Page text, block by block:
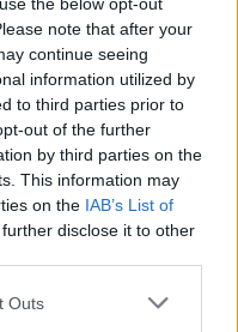
note that after your
continue seeing
information utilized by
to third parties prior to
out of the further
by third parties on the
This information may
on the IAB’s List of
disclose it to other
Outs
Właśnie robią
ani ich dzieci
za sprawą
z rodziny
Takze nie kazda zona
jest indywidualna
sobie, ze to moja wina...